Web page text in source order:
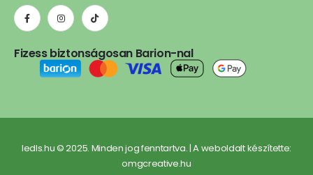
Fizess biztonságosan Barion-nal
ledls.hu © 2025. Minden jog fenntartva. | A weboldalt készítette:
omgcreative.hu